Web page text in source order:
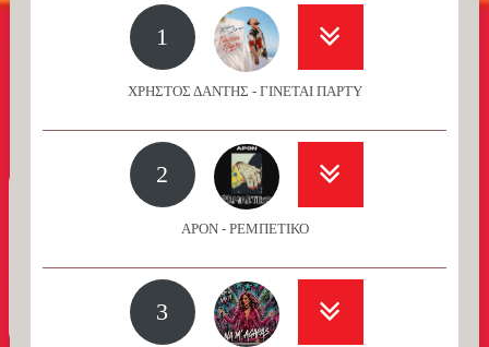
1
ΧΡΗΣΤΟΣ ΔΑΝΤΗΣ - ΓΙΝΕΤΑΙ ΠΑΡΤΥ
2
APON - ΡΕΜΠΕΤΙΚΟ
3